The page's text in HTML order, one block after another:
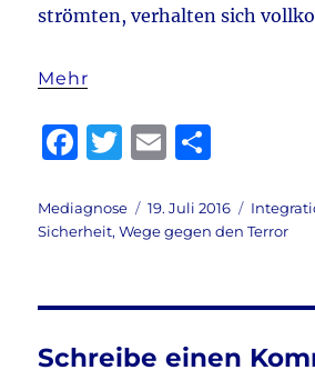
strömten, verhalten sich
Mehr
F
c
e
o
o
T
it
te
E
ai
l
le
n
Autor
Mediagnose
Veröffentlicht
am
19. Juli 2016
Sicherheit,Wege gegen den Terror
Schreibe einen